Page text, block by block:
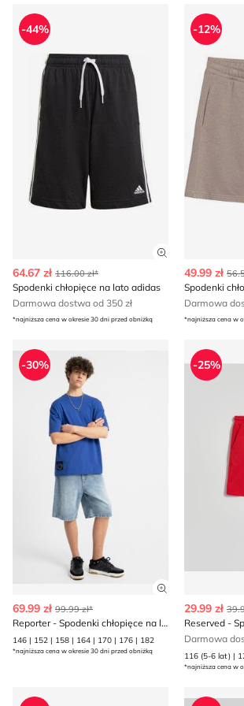
Spodenki chłopięce na lato adidas
-44%
Zobacz
64.67 zł 116.00 zł*
Spodenki chłopięce na lato adidas
Darmowa dostwa od 350 zł
*najniższa cena w okresie 30 dni przed obniżką
-12%
49.99 zł
Spodenki
Darmowa
*najniższa cena w
Reporter - Spodenki chłopięce na lato
-30%
Zobacz
69.99 zł 99.99 zł*
Reporter - Spodenki chłopięce na lato
146 | 152 | 158 | 164 | 170 | 176 | 182
*najniższa cena w okresie 30 dni przed obniżką
-25%
29.99 zł
Darmowa
*najniższa cena w
Spodenki chłopięce na lato Reserved
Spodenki